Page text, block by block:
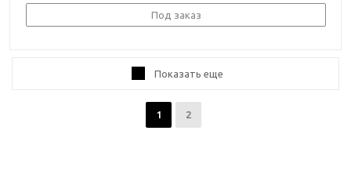
Под заказ
Показать еще
1 2